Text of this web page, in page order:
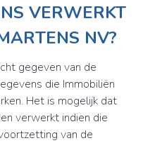
VERWERKT
NV?
gegeven van de
die Immobiliën
Het is mogelijk dat
verwerkt indien die
van de